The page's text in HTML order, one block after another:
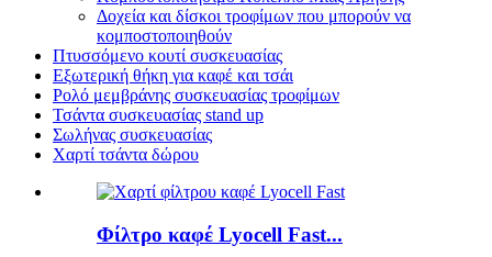
Δοχεία και δίσκοι τροφίμων που μπορούν να
κομποστοποιηθούν
Πτυσσόμενο κουτί συσκευασίας
Εξωτερική θήκη για καφέ και τσάι
Ρολό μεμβράνης συσκευασίας τροφίμων
Τσάντα συσκευασίας stand up
Σωλήνας συσκευασίας
Χαρτί τσάντα δώρου
Φίλτρο καφέ Lyocell Fast...